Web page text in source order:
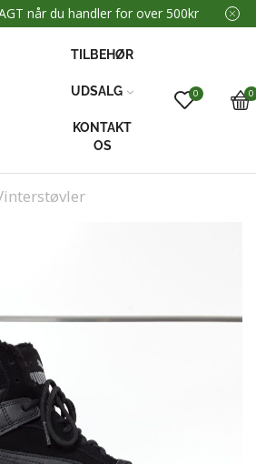
når du handler for over 500kr
TILBEHØR
UDSALG
KONTAKT
OS
0 0